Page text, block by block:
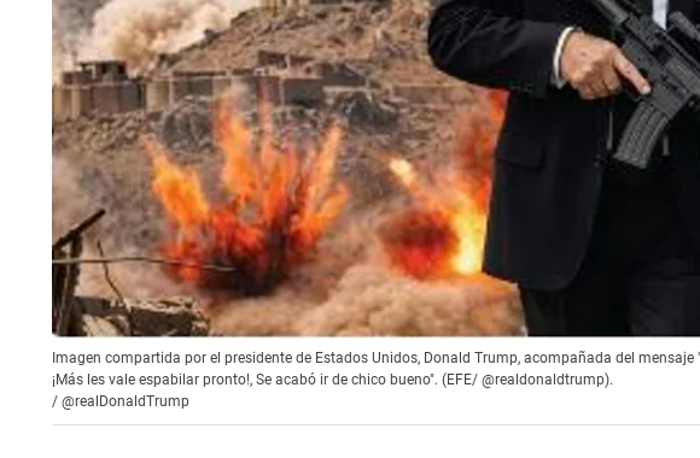
Imagen compartida por el presidente de Estados Unidos, Donald Trump, acompañada del
¡Más les vale espabilar pronto!, Se acabó ir de chico bueno". (EFE/ @realdonaldtrump).
/ @realDonaldTrump